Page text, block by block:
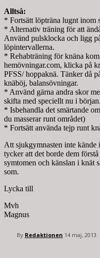
Alltså:
* Fortsätt löpträna lugnt inom
* Alternativ träning för att
Använd pulsklocka och ligg
löpintervallerna.
* Rehabträning för knäna
hemövningar.com, klicka på
PFSS/ hoppaknä. Tänker då
knäböj, balansövningar.
* Använd gärna andra skor
skifta med speciellt nu i början.
* Isbehandla det smärtande
du masserar runt området)
* Fortsätt använda tejp runt
Att sjukgymnasten inte kände
tycker att det borde dem
symtomen och känslan i knät
som.
Lycka till
Mvh
Magnus
By Redaktionen 14 maj, 2013